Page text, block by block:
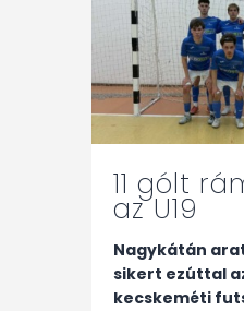
Eredmények,
Hírek
Kapcsolat
11 gólt
az U19
Nagykátán
sikert ezúttal
kecskeméti